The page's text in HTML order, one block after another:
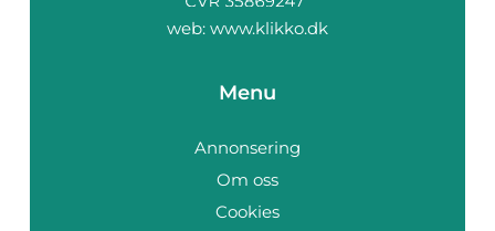
web: www.klikko.dk
Menu
Annonsering
Om oss
Cookies